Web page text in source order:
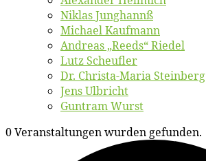
Ni­klas Junghannß
Mi­cha­el Kaufmann
An­dre­as „Reeds“ Riedel
Lutz Scheuf­ler
Dr. Chris­­ta-Ma­ria Steinberg
Jens Ulb­richt
Gun­tram Wurst
0 Veranstaltungen wurden gefunden.